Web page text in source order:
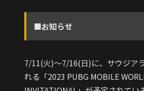
■お知らせ
7/11(火)～7/16(日)に、サウジア
れる「2023 PUBG MOBILE